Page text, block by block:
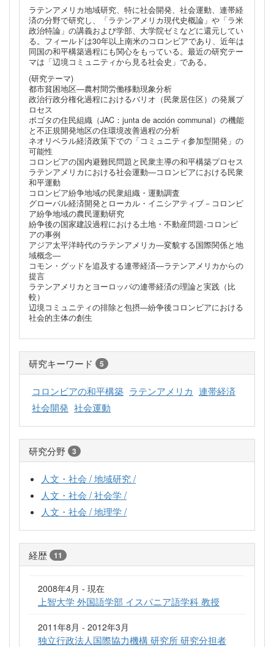
ラテンアメリカ地域研究、特に社会開発、社会運動、連帯経
済の分野で研究し、「ラテンアメリカ現代史概論」や「ラ米
政治特論」の講義および学部、大学院ゼミなどに還元してい
る。フィールドは30年以上南米のコロンビアであり、近年は
同国の和平構築過程にも関心をもっている。最近の研究テー
マは「辺境コミュニティから見る社会史」である。
(研究テーマ)
都市貧困地区―農村間労働移動現象分析
政治行政分権化過程におけるバリオ（民衆居住区）の発展プ
ロセス
ボゴタの住民組織（JAC：junta de acción communal）の機能
と不正規開発地区の住環境改善過程の分析
ネオリベラル経済政策下での「コミュニティ参加型開発」の
可能性
コロンビアの国内避難民問題と民衆主導の和平構築プロセス
ラテンアメリカにおける社会運動―コロンビアにおける民衆
和平運動
コロンビア紛争地域の民衆組織・運動調査
グローバル経済開発とローカル・イニシアティブ－コロンビ
ア紛争地域の農民運動研究
紛争後の国家建設過程における土地・不動産問題-コロンビ
アの事例
アジア太平洋時代のラテンアメリカ―変貌する国際関係と地
域概念―
コモン・グッドを追及する連帯経済―ラテンアメリカからの
提言
ラテンアメリカとヨーロッパの連帯経済の理論と実践（比
較）
辺境コミュニティの排除と包摂―紛争後コロンビアにおける
社会的主体の創生
研究キーワード 5
コロンビアの和平構築 ラテンアメリカ 連帯経済
社会開発 社会運動
研究分野 3
人文・社会 / 地域研究 /
人文・社会 / 社会学 /
人文・社会 / 地理学 /
経歴 11
2008年4月 - 現在
上智大学 外国語学部 イスパニア語学科 教授
2011年8月 - 2012年3月
独立行政法人国際協力機構 研究所 研究分担者